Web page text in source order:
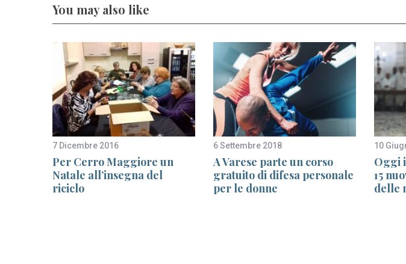
You may also like
7 Dicembre 2016
Per Cerro Maggiore un
Natale all’insegna del
riciclo
6 Settembre 2018
A Varese parte un corso
gratuito di difesa personale
per le donne
10
Oggi
15
delle